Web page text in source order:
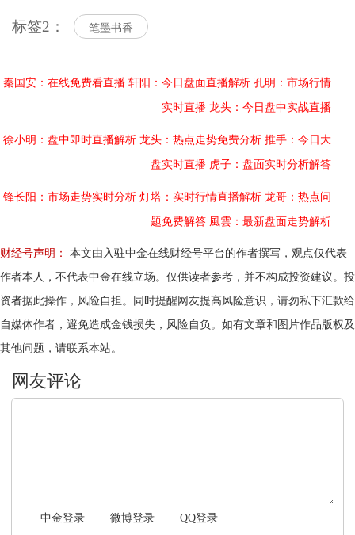
标签2： 笔墨书香
秦国安：在线免费看直播 轩阳：今日盘面直播解析 孔明：市场行情
实时直播 龙头：今日盘中实战直播
徐小明：盘中即时直播解析 龙头：热点走势免费分析 推手：今日大
盘实时直播 虎子：盘面实时分析解答
锋长阳：市场走势实时分析 灯塔：实时行情直播解析 龙哥：热点问
题免费解答 風雲：最新盘面走势解析
财经号声明：
本文由入驻中金在线财经号平台的作者撰写，观点仅代表
作者本人，不代表中金在线立场。仅供读者参考，并不构成投资建议。投
资者据此操作，风险自担。同时提醒网友提高风险意识，请勿私下汇款给
自媒体作者，避免造成金钱损失，风险自负。如有文章和图片作品版权及
其他问题，请联系本站。
中金登录 微博登录 QQ登录